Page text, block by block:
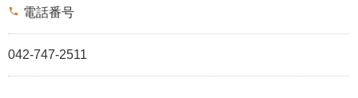
phone 電話番号
042-747-2511